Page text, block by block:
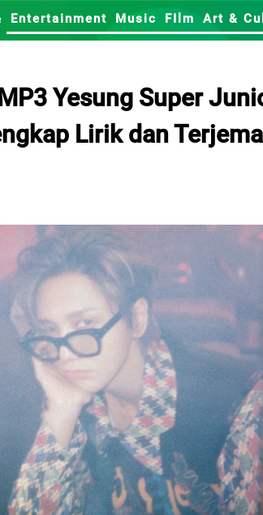
Entertainment Music FIlm Art &
Yesung Super
Lirik dan